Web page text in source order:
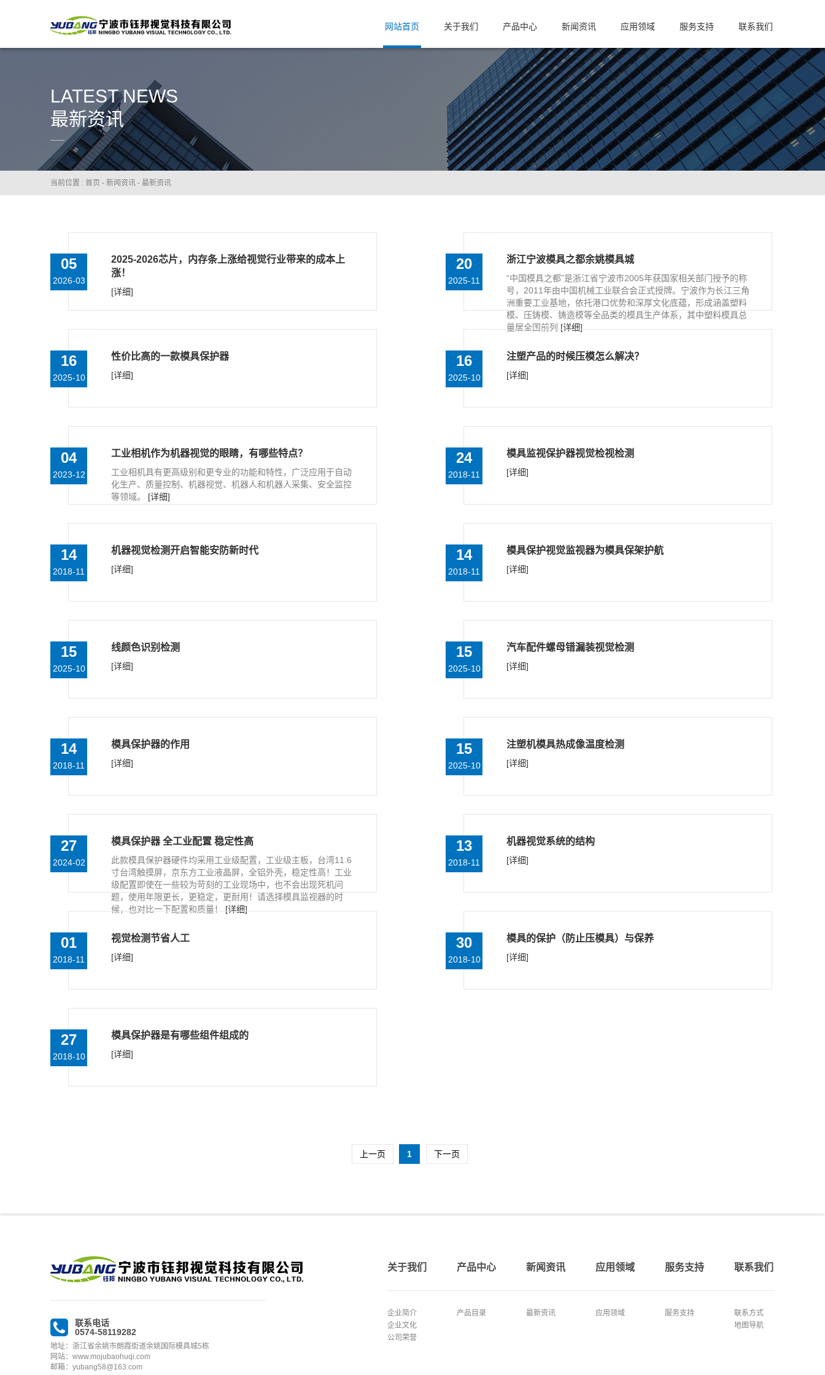
网站首页 关于我们 产品中心 新闻资讯 应用领域 服务支持 联系我们
LATEST NEWS
最新资讯
当前位置 : 首页 - 新闻资讯 - 最新资讯
05
2026-03
2025-2026芯片，内存条上涨给视觉行业带来的成本上
涨！
[详细]
20
2025-11
浙江宁波模具之都余姚模具城
“中国模具之都”是浙江省宁波市2005年获国家相关部门授予的称
号，2011年由中国机械工业联合会正式授牌。宁波作为长江三角
洲重要工业基地，依托港口优势和深厚文化底蕴，形成涵盖塑料
模、压铸模、铸造模等全品类的模具生产体系，其中塑料模具总
量居全国前列[详细]
16
2025-10
性价比高的一款模具保护器
[详细]
16
2025-10
注塑产品的时候压模怎么解决？
[详细]
04
2023-12
工业相机作为机器视觉的眼睛，有哪些特点？
工业相机具有更高级别和更专业的功能和特性，广泛应用于自动
化生产、质量控制、机器视觉、机器人和机器人采集、安全监控
等领域。 [详细]
24
2018-11
模具监视保护器视觉检视检测
[详细]
14
2018-11
机器视觉检测开启智能安防新时代
[详细]
14
2018-11
模具保护视觉监视器为模具保架护航
[详细]
15
2025-10
线颜色识别检测
[详细]
15
2025-10
汽车配件螺母错漏装视觉检测
[详细]
14
2018-11
模具保护器的作用
[详细]
15
2025-10
注塑机模具热成像温度检测
[详细]
27
2024-02
模具保护器 全工业配置 稳定性高
此款模具保护器硬件均采用工业级配置，工业级主板，台湾11.6
寸台湾触摸屏，京东方工业液晶屏，全铝外壳，稳定性高！工业
级配置即使在一些较为苛刻的工业现场中，也不会出现死机问
题，使用年限更长，更稳定，更耐用！请选择模具监视器的时
候，也对比一下配置和质量！[详细]
13
2018-11
机器视觉系统的结构
[详细]
01
2018-11
视觉检测节省人工
[详细]
30
2018-10
模具的保护（防止压模具）与保养
[详细]
27
2018-10
模具保护器是有哪些组件组成的
[详细]
上一页 1 下一页
联系电话
0574-58119282
地址：浙江省余姚市朗霞街道余姚国际模具城5栋
网站：www.mojubaohuqi.com
邮箱：yubang58@163.com
关于我们 产品中心 新闻资讯 应用领域 服务支持 联系我们
企业简介
企业文化
公司荣誉
产品目录 最新资讯 应用领域 服务支持
联系方式
地图导航